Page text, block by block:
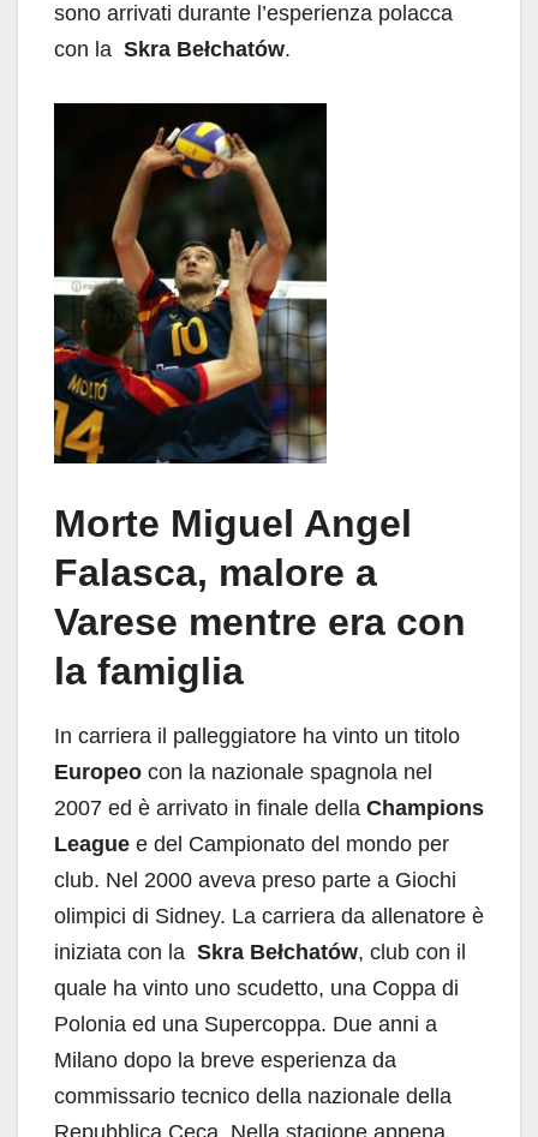
sono arrivati durante l’esperienza polacca
con la Skra Bełchatów.
Morte Miguel Angel
Falasca, malore a
Varese mentre era con
la famiglia
In carriera il palleggiatore ha vinto un titolo
Europeo con la nazionale spagnola nel
2007 ed è arrivato in finale della Champions
League e del Campionato del mondo per
club. Nel 2000 aveva preso parte a Giochi
olimpici di Sidney. La carriera da allenatore è
iniziata con la Skra Bełchatów, club con il
quale ha vinto uno scudetto, una Coppa di
Polonia ed una Supercoppa. Due anni a
Milano dopo la breve esperienza da
commissario tecnico della nazionale della